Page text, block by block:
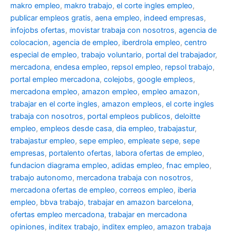
makro empleo, makro trabajo, el corte ingles empleo,
publicar empleos gratis, aena empleo, indeed empresas,
infojobs ofertas, movistar trabaja con nosotros, agencia de
colocacion, agencia de empleo, iberdrola empleo, centro
especial de empleo, trabajo voluntario, portal del trabajador,
mercadona, endesa empleo, repsol empleo, repsol trabajo,
portal empleo mercadona, colejobs, google empleos,
mercadona empleo, amazon empleo, empleo amazon,
trabajar en el corte ingles, amazon empleos, el corte ingles
trabaja con nosotros, portal empleos publicos, deloitte
empleo, empleos desde casa, dia empleo, trabajastur,
trabajastur empleo, sepe empleo, empleate sepe, sepe
empresas, portalento ofertas, labora ofertas de empleo,
fundacion diagrama empleo, adidas empleo, fnac empleo,
trabajo autonomo, mercadona trabaja con nosotros,
mercadona ofertas de empleo, correos empleo, iberia
empleo, bbva trabajo, trabajar en amazon barcelona,
ofertas empleo mercadona, trabajar en mercadona
opiniones, inditex trabajo, inditex empleo, amazon trabaja